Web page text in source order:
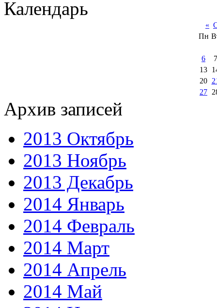
Календарь
«
Пн
6
7
13
20
27
Архив записей
2013 Октябрь
2013 Ноябрь
2013 Декабрь
2014 Январь
2014 Февраль
2014 Март
2014 Апрель
2014 Май